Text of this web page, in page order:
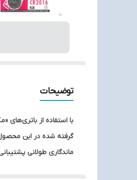
توضیحات
گرفته شده در این
ماندگاری طولانی